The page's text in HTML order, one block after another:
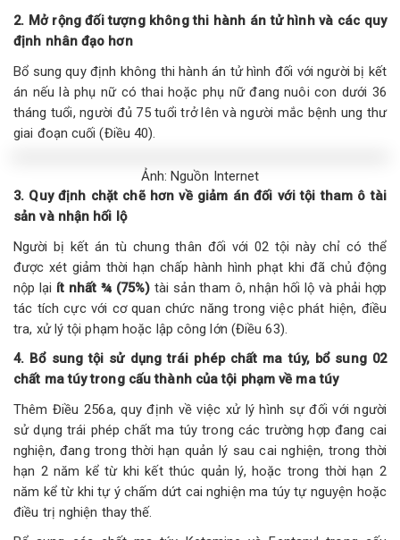
2. Mở rộng đối tượng không thi hành án tử hình và các quy
định nhân đạo hơn
Bổ sung quy định không thi hành án tử hình đối với người bị kết
án nếu là phụ nữ có thai hoặc phụ nữ đang nuôi con dưới 36
tháng tuổi, người đủ 75 tuổi trở lên và người mắc bệnh ung thư
giai đoạn cuối (Điều 40).
Ảnh: Nguồn Internet
3. Quy định chặt chẽ hơn về giảm án đối với tội tham ô tài
sản và nhận hối lộ
Người bị kết án tù chung thân đối với 02 tội này chỉ có thể
được xét giảm thời hạn chấp hành hình phạt khi đã chủ động
nộp lại ít nhất ¾ (75%) tài sản tham ô, nhận hối lộ và phải hợp
tác tích cực với cơ quan chức năng trong việc phát hiện, điều
tra, xử lý tội phạm hoặc lập công lớn (Điều 63).
4. Bổ sung tội sử dụng trái phép chất ma túy, bổ sung 02
chất ma túy trong cấu thành của tội phạm về ma túy
Thêm Điều 256a, quy định về việc xử lý hình sự đối với người
sử dụng trái phép chất ma túy trong các trường hợp đang cai
nghiện, đang trong thời hạn quản lý sau cai nghiện, trong thời
hạn 2 năm kể từ khi kết thúc quản lý, hoặc trong thời hạn 2
năm kể từ khi tự ý chấm dứt cai nghiện ma túy tự nguyện hoặc
điều trị nghiện thay thế.